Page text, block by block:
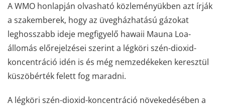
A WMO honlapján olvasható közleményükben azt írják
a szakemberek, hogy az üvegházhatású gázokat
leghosszabb ideje megfigyelő hawaii Mauna Loa-
állomás előrejelzései szerint a légköri szén-dioxid-
koncentráció idén is és még nemzedékeken keresztül
küszöbérték felett fog maradni.
A légköri szén-dioxid-koncentráció növekedésében a